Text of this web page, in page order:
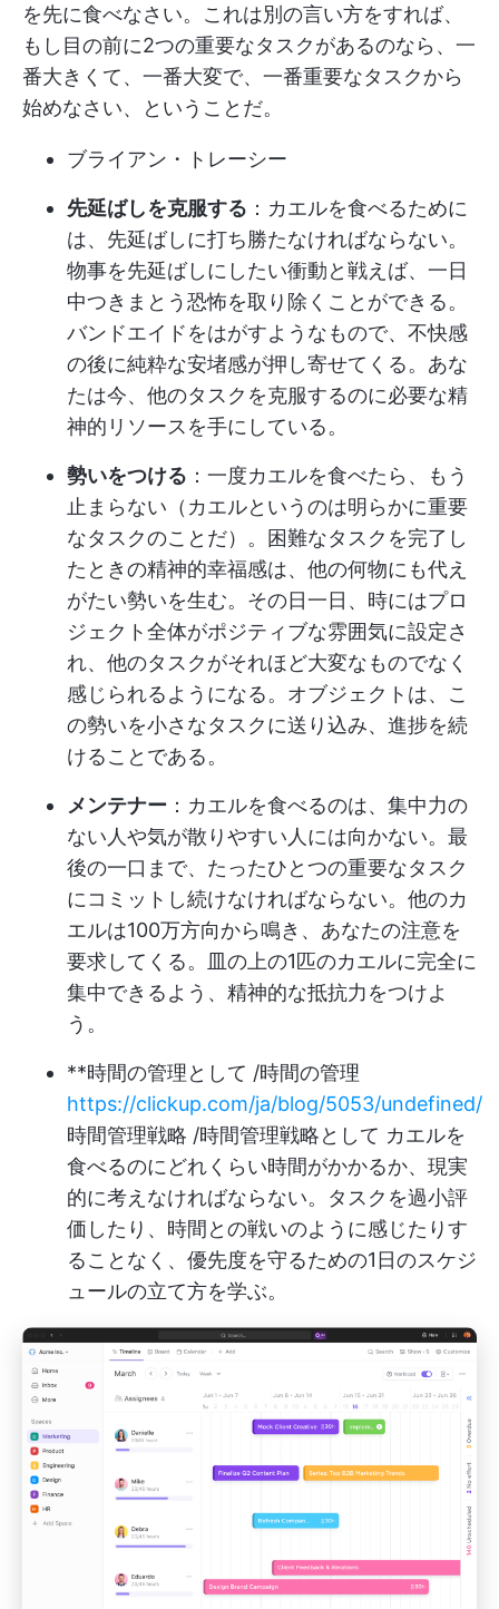
を先に食べなさい。これは別の言い方をすれば、
もし目の前に2つの重要なタスクがあるのなら、一
番大きくて、一番大変で、一番重要なタスクから
始めなさい、ということだ。
ブライアン・トレーシー
先延ばしを克服する ：カエルを食べるために
は、先延ばしに打ち勝たなければならない。
物事を先延ばしにしたい衝動と戦えば、一日
中つきまとう恐怖を取り除くことができる。
バンドエイドをはがすようなもので、不快感
の後に純粋な安堵感が押し寄せてくる。あな
たは今、他のタスクを克服するのに必要な精
神的リソースを手にしている。
勢いをつける ：一度カエルを食べたら、もう
止まらない（カエルというのは明らかに重要
なタスクのことだ）。困難なタスクを完了し
たときの精神的幸福感は、他の何物にも代え
がたい勢いを生む。その日一日、時にはプロ
ジェクト全体がポジティブな雰囲気に設定さ
れ、他のタスクがそれほど大変なものでなく
感じられるようになる。オブジェクトは、こ
の勢いを小さなタスクに送り込み、進捗を続
けることである。
メンテナー ：カエルを食べるのは、集中力の
ない人や気が散りやすい人には向かない。最
後の一口まで、たったひとつの重要なタスク
にコミットし続けなければならない。他のカ
エルは100万方向から鳴き、あなたの注意を
要求してくる。皿の上の1匹のカエルに完全に
集中できるよう、精神的な抵抗力をつけよ
う。
**時間の管理として /時間の管理
https://clickup.com/ja/blog/5053/undefined/
時間管理戦略 /時間管理戦略として カエルを
食べるのにどれくらい時間がかかるか、現実
的に考えなければならない。タスクを過小評
価したり、時間との戦いのように感じたりす
ることなく、優先度を守るための1日のスケジ
ュールの立て方を学ぶ。